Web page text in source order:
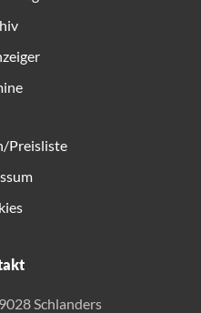
Preisliste
Schlanders